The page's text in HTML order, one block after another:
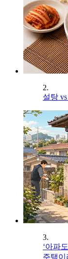
2.
설탕
3.
‘아파
주택이